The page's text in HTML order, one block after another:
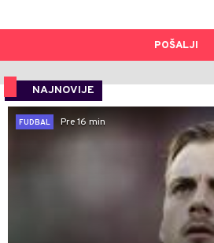
POŠALJI
NAJNOVIJE
FUDBAL
Pre 16 min